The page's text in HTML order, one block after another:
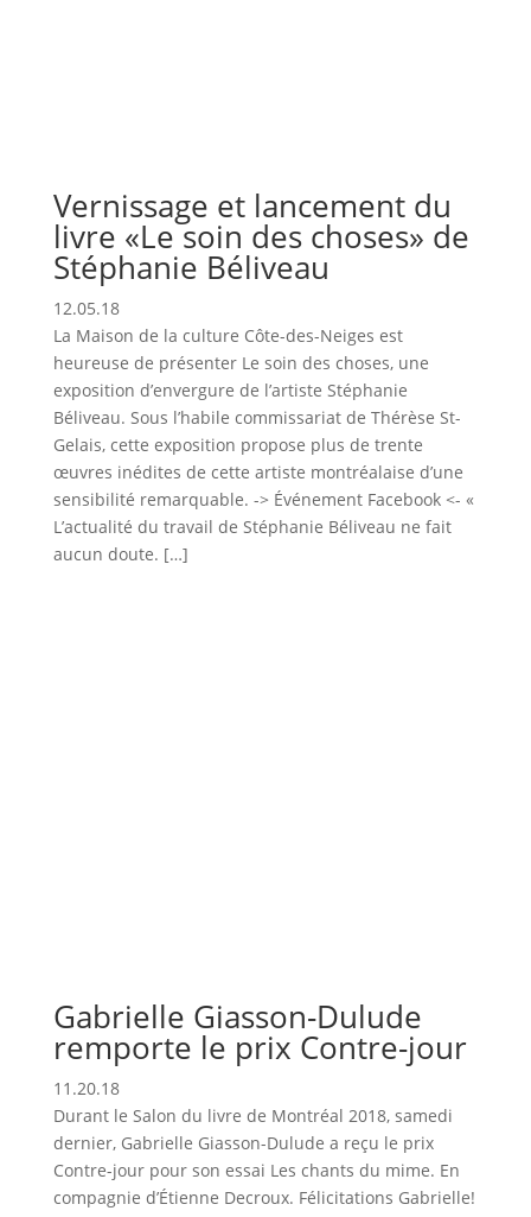
Vernissage et lancement du
livre «Le soin des choses» de
Stéphanie Béliveau
12.05.18
La Maison de la culture Côte-des-Neiges est
heureuse de présenter Le soin des choses, une
exposition d’envergure de l’artiste Stéphanie
Béliveau. Sous l’habile commissariat de Thérèse St-
Gelais, cette exposition propose plus de trente
œuvres inédites de cette artiste montréalaise d’une
sensibilité remarquable. -> Événement Facebook <- «
L’actualité du travail de Stéphanie Béliveau ne fait
aucun doute. […]
Gabrielle Giasson-Dulude
remporte le prix Contre-jour
11.20.18
Durant le Salon du livre de Montréal 2018, samedi
dernier, Gabrielle Giasson-Dulude a reçu le prix
Contre-jour pour son essai Les chants du mime. En
compagnie d’Étienne Decroux. Félicitations Gabrielle!